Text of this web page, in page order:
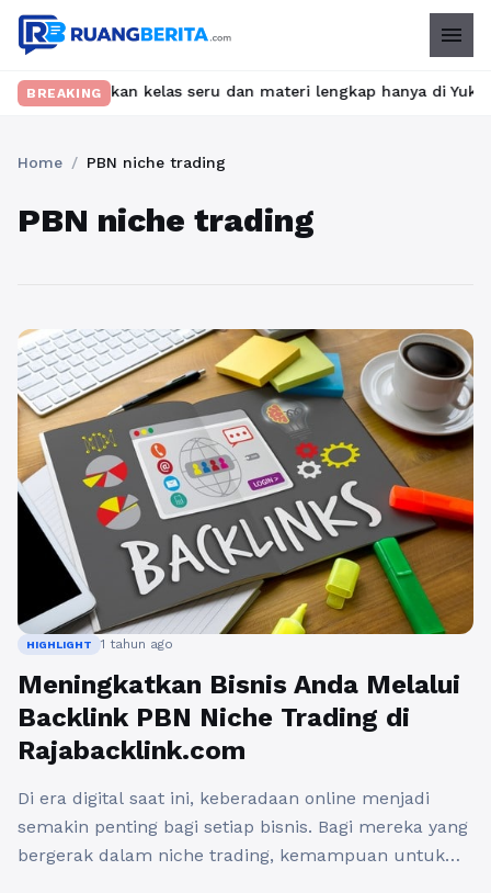
menu
BREAKINGkelas seru dan materi lengkap hanya di
Home / PBN niche trading
PBN niche trading
HIGHLIGHT 1 tahun ago
Meningkatkan Bisnis Anda Melalui
Backlink PBN Niche Trading di
Rajabacklink.com
Di era digital saat ini, keberadaan online menjadi
semakin penting bagi setiap bisnis. Bagi mereka yang
bergerak dalam niche trading, kemampuan untuk